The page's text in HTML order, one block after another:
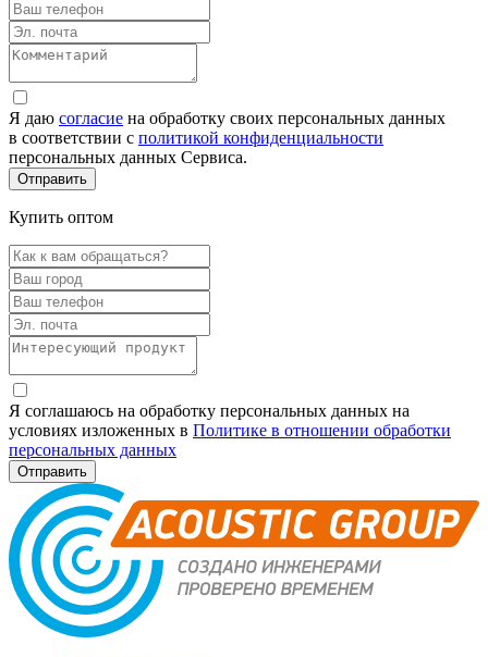
Я даю согласие на обработку своих персональных данных
в соответствии с политикой конфиденциальности
персональных данных Сервиса.
Купить оптом
Я соглашаюсь на обработку персональных данных на
условиях изложенных в Политике в отношении обработки
персональных данных